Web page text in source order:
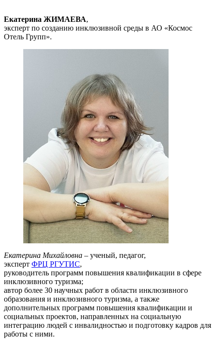
Екатерина ЖИМАЕВА,
эксперт по созданию инклюзивной среды в АО «Космос
Отель Групп».
Екатерина Михайловна – ученый, педагог,
эксперт ФРЦ РГУТИС,
руководитель программ повышения квалификации в сфере
инклюзивного туризма;
автор более 30 научных работ в области инклюзивного
образования и инклюзивного туризма, а также
дополнительных программ повышения квалификации и
социальных проектов, направленных на социальную
интеграцию людей с инвалидностью и подготовку кадров для
работы с ними.